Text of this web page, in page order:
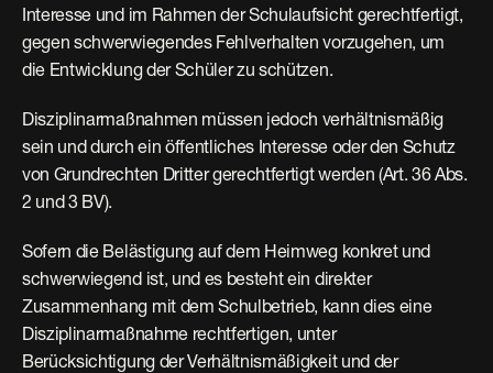
Interesse und im Rahmen der Schulaufsicht gerechtfertigt,
gegen schwerwiegendes Fehlverhalten vorzugehen, um
die Entwicklung der Schüler zu schützen.
Disziplinarmaßnahmen müssen jedoch verhältnismäßig
sein und durch ein öffentliches Interesse oder den Schutz
von Grundrechten Dritter gerechtfertigt werden (Art. 36 Abs.
2 und 3 BV).
Sofern die Belästigung auf dem Heimweg konkret und
schwerwiegend ist, und es besteht ein direkter
Zusammenhang mit dem Schulbetrieb, kann dies eine
Disziplinarmaßnahme rechtfertigen, unter
Berücksichtigung der Verhältnismäßigkeit und der